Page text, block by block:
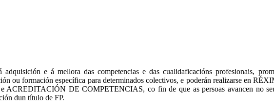
e á mellora das competencias e das cualidaficacións profesionais,
ou formación específica para determinados colectivos, e poderán realizarse en
DE COMPETENCIAS, co fin de que as persoas avancen no seu
dun título de FP.